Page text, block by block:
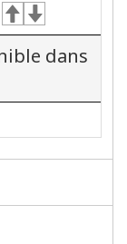
dans